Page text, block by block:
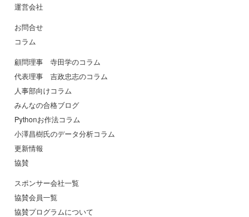
運営会社
お問合せ
コラム
顧問理事 寺田学のコラム
代表理事 吉政忠志のコラム
人事部向けコラム
みんなの合格ブログ
Pythonお作法コラム
小澤昌樹氏のデータ分析コラム
更新情報
協賛
スポンサー会社一覧
協賛会員一覧
協賛プログラムについて